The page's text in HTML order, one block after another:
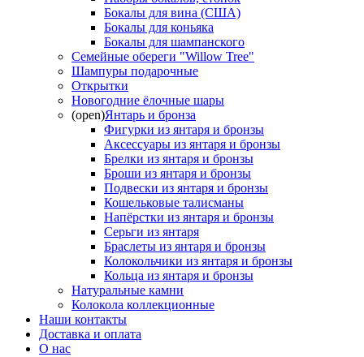
Бокалы для вина (США)
Бокалы для коньяка
Бокалы для шампанского
Семейные обереги "Willow Tree"
Шампуры подарочные
Открытки
Новогодние ёлочные шары
(open)Янтарь и бронза
Фигурки из янтаря и бронзы
Аксессуары из янтаря и бронзы
Брелки из янтаря и бронзы
Броши из янтаря и бронзы
Подвески из янтаря и бронзы
Кошельковые талисманы
Напёрстки из янтаря и бронзы
Серьги из янтаря
Браслеты из янтаря и бронзы
Колокольчики из янтаря и бронзы
Кольца из янтаря и бронзы
Натуральные камни
Колокола коллекционные
Наши контакты
Доставка и оплата
О нас